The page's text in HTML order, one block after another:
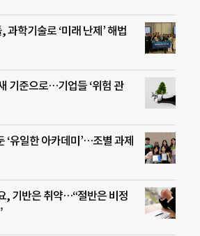
과학기술로 ‘미래 난제’ 해법
기준으로…기업들 ‘위험 관
‘유일한 아카데미’…조별 과제
, 기반은 취약…“절반은 비정